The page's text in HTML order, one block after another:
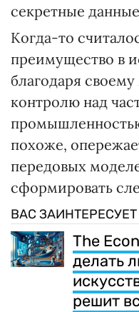
секретные
Когда-то
преимущество в
благодаря
контролю над
похоже,
передовых
сформировать
ВАС ЗАИНТЕРЕСУЕТ
The
делать
решит